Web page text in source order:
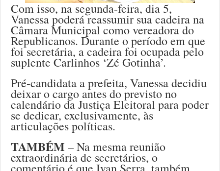
Com isso, na segunda-feira, dia 5,
Vanessa poderá reassumir sua cadeira na
Câmara Municipal como vereadora do
Republicanos. Durante o período em que
foi secretária, a cadeira foi ocupada pelo
suplente Carlinhos ‘Zé Gotinha’.
Pré-candidata a prefeita, Vanessa decidiu
deixar o cargo antes do previsto no
calendário da Justiça Eleitoral para poder
se dedicar, exclusivamente, às
articulações políticas.
TAMBÉM – Na mesma reunião
extraordinária de secretários, o